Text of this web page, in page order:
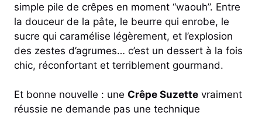
simple pile de crêpes en moment “waouh”. Entre
la douceur de la pâte, le beurre qui enrobe, le
sucre qui caramélise légèrement, et l’explosion
des zestes d’agrumes… c’est un dessert à la fois
chic, réconfortant et terriblement gourmand.
Et bonne nouvelle : une Crêpe Suzette vraiment
réussie ne demande pas une technique